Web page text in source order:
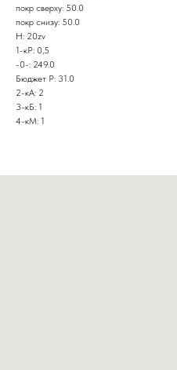
покр сверху: 50.0
покр снизу: 50.0
Н: 20zv
1-кР: 0,5
-0-: 249.0
Бюджет Р: 31.0
2-кА: 2
3-кБ: 1
4-кМ: 1